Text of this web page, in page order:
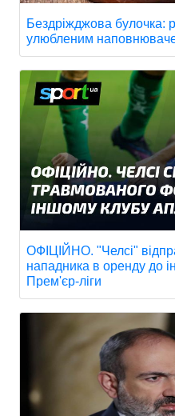
Бездріжджова булочка:
улюбленим
ОФІЦІЙНО. "Челсі"
нападника в оренду до
Прем'єр-ліги